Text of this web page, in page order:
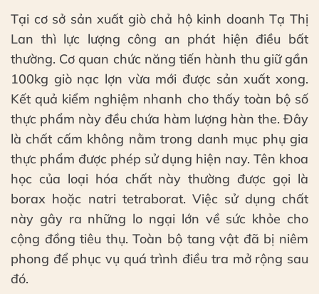
Tại cơ sở sản xuất giò chả hộ kinh doanh Tạ Thị
Lan thì lực lượng công an phát hiện điều bất
thường. Cơ quan chức năng tiến hành thu giữ gần
100kg giò nạc lợn vừa mới được sản xuất xong.
Kết quả kiểm nghiệm nhanh cho thấy toàn bộ số
thực phẩm này đều chứa hàm lượng hàn the. Đây
là chất cấm không nằm trong danh mục phụ gia
thực phẩm được phép sử dụng hiện nay. Tên khoa
học của loại hóa chất này thường được gọi là
borax hoặc natri tetraborat. Việc sử dụng chất
này gây ra những lo ngại lớn về sức khỏe cho
cộng đồng tiêu thụ. Toàn bộ tang vật đã bị niêm
phong để phục vụ quá trình điều tra mở rộng sau
đó.